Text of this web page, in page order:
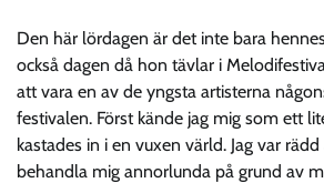
Den här lördagen är det inte bara
också dagen då hon tävlar i
att vara en av de yngsta artisterna
festivalen. Först kände jag mig som ett
kastades in i en vuxen värld. Jag var
behandla mig annorlunda på grund av